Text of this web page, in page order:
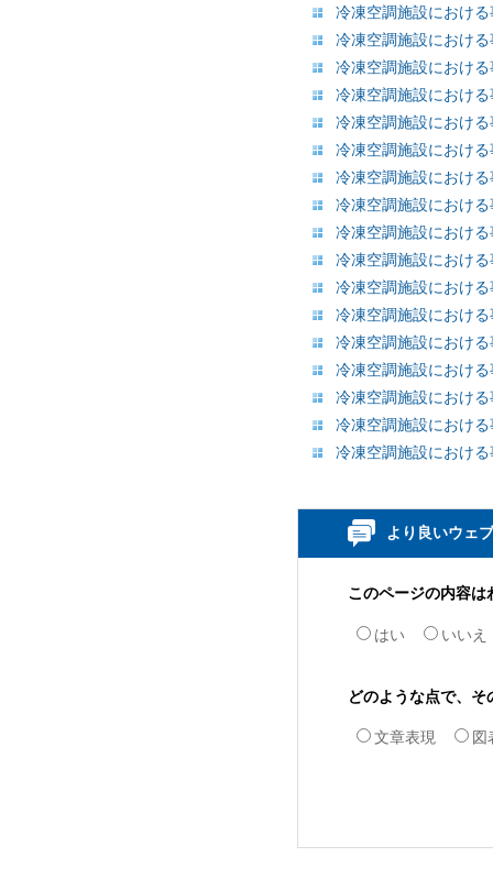
冷凍空調施設におけ
冷凍空調施設におけ
冷凍空調施設におけ
冷凍空調施設におけ
冷凍空調施設におけ
冷凍空調施設におけ
冷凍空調施設におけ
冷凍空調施設におけ
冷凍空調施設におけ
冷凍空調施設におけ
冷凍空調施設におけ
冷凍空調施設におけ
冷凍空調施設におけ
冷凍空調施設におけ
冷凍空調施設におけ
冷凍空調施設におけ
冷凍空調施設におけ
より良いウェ
このページの内容は
はい いいえ
どのような点で、
文章表現 図